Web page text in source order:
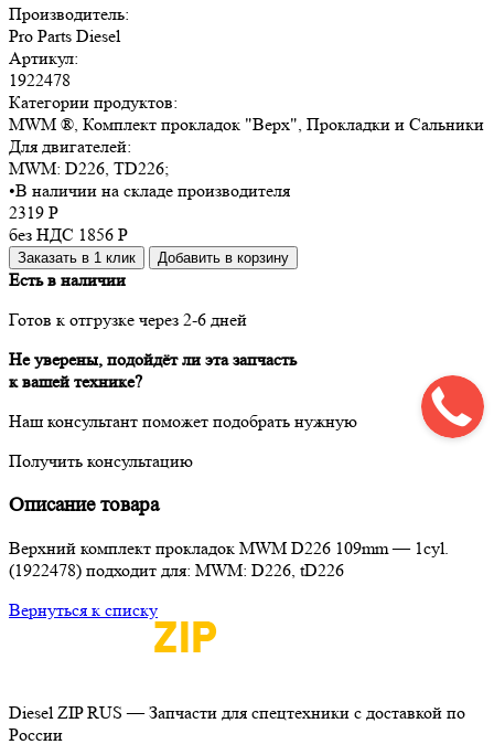
Производитель:
Pro Parts Diesel
Артикул:
1922478
Категории продуктов:
MWM ®, Комплект прокладок "Верх", Прокладки и Сальники
Для двигателей:
MWM: D226, TD226;
•В наличии на складе производителя
2319 Р
без НДС 1856 Р
Заказать в 1 клик Добавить в корзину
Есть в наличии
Готов к отгрузке через 2-6 дней
Не уверены, подойдёт ли эта запчасть
к вашей технике?
Наш консультант поможет подобрать нужную
Получить консультацию
Описание товара
Верхний комплект прокладок MWM D226 109mm — 1cyl.
(1922478) подходит для: MWM: D226, tD226
Вернуться к списку
Diesel ZIP RUS — Запчасти для спецтехники с доставкой по
России